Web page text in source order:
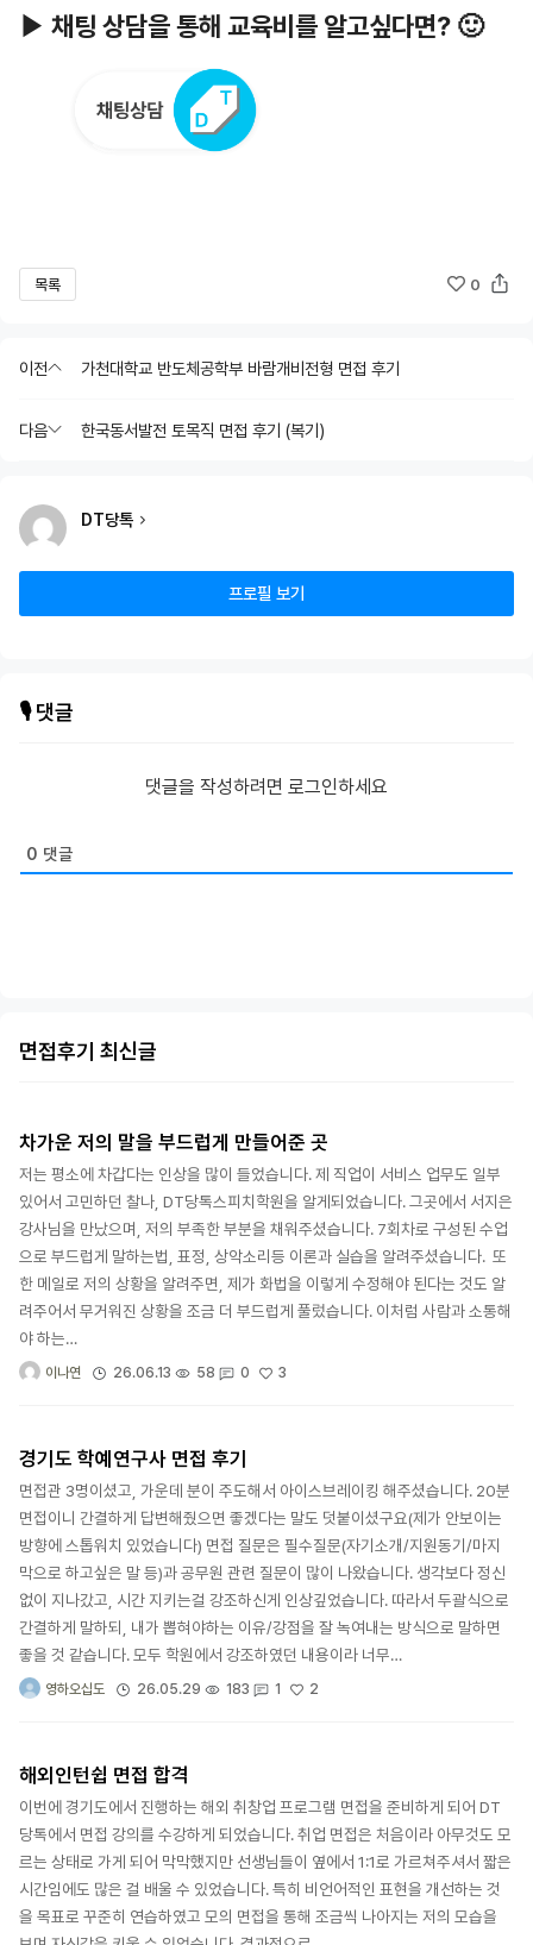
▶ 채팅 상담을 통해 교육비를 알고싶다면? 🙂
목록 0
이전 가천대학교 반도체공학부 바람개비전형 면접 후기
다음 한국동서발전 토목직 면접 후기 (복기)
DT당톡
프로필 보기
🎙️ 댓글
댓글을 작성하려면 로그인하세요
0 댓글
면접후기 최신글
차가운 저의 말을 부드럽게 만들어준 곳
저는 평소에 차갑다는 인상을 많이 들었습니다. 제 직업이 서비스 업무도 일부
있어서 고민하던 찰나, DT당톡스피치학원을 알게되었습니다. 그곳에서 서지은
강사님을 만났으며, 저의 부족한 부분을 채워주셨습니다. 7회차로 구성된 수업
으로 부드럽게 말하는법, 표정, 상악소리등 이론과 실습을 알려주셨습니다. 또
한 메일로 저의 상황을 알려주면, 제가 화법을 이렇게 수정해야 된다는 것도 알
려주어서 무거워진 상황을 조금 더 부드럽게 풀렀습니다. 이처럼 사람과 소통해
야 하는…
이나연 26.06.13 58 0 3
경기도 학예연구사 면접 후기
면접관 3명이셨고, 가운데 분이 주도해서 아이스브레이킹 해주셨습니다. 20분
면접이니 간결하게 답변해줬으면 좋겠다는 말도 덧붙이셨구요(제가 안보이는
방향에 스톱워치 있었습니다) 면접 질문은 필수질문(자기소개/지원동기/마지
막으로 하고싶은 말 등)과 공무원 관련 질문이 많이 나왔습니다. 생각보다 정신
없이 지나갔고, 시간 지키는걸 강조하신게 인상깊었습니다. 따라서 두괄식으로
간결하게 말하되, 내가 뽑혀야하는 이유/강점을 잘 녹여내는 방식으로 말하면
좋을 것 같습니다. 모두 학원에서 강조하였던 내용이라 너무…
영하오십도 26.05.29 183 1 2
해외인턴쉽 면접 합격
이번에 경기도에서 진행하는 해외 취창업 프로그램 면접을 준비하게 되어 DT
당톡에서 면접 강의를 수강하게 되었습니다. 취업 면접은 처음이라 아무것도 모
르는 상태로 가게 되어 막막했지만 선생님들이 옆에서 1:1로 가르쳐주셔서 짧은
시간임에도 많은 걸 배울 수 있었습니다. 특히 비언어적인 표현을 개선하는 것
을 목표로 꾸준히 연습하였고 모의 면접을 통해 조금씩 나아지는 저의 모습을